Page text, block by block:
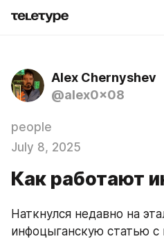
Alex Chernyshev
@alex0x08
people
July 8, 2025
Как работают
Наткнулся недавно на